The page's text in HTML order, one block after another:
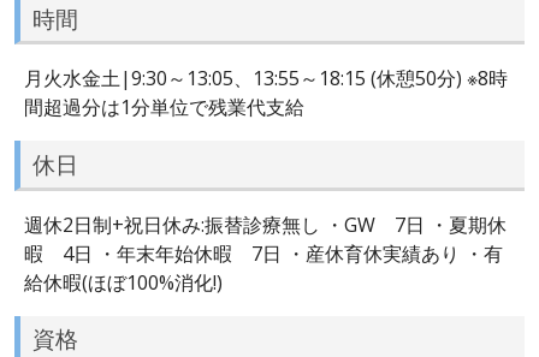
時間
月火水金土|9:30～13:05、13:55～18:15 (休憩50分) ※8時
間超過分は1分単位で残業代支給
休日
週休2日制+祝日休み:振替診療無し ・GW 7日 ・夏期休
暇 4日 ・年末年始休暇 7日 ・産休育休実績あり ・有
給休暇(ほぼ100%消化!)
資格